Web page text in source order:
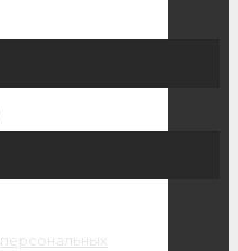
персональных